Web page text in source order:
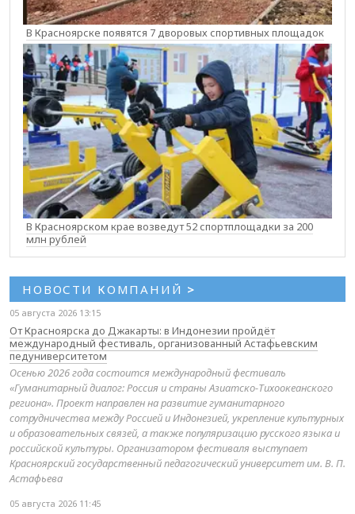
В Красноярске появятся 7 дворовых спортивных площадок
В Красноярском крае возведут 52 спортплощадки за 200
млн рублей
НОВОСТИ КОМПАНИЙ >
05 августа 2026 13:15
От Красноярска до Джакарты: в Индонезии пройдёт
международный фестиваль, организованный Астафьевским
педуниверситетом
Осенью 2026 года состоится международный фестиваль
«Гуманитарный диалог: Россия и страны Азиатско-Тихоокеанского
региона». Проект направлен на развитие гуманитарного
сотрудничества между Россией и Индонезией, укрепление культурных
и образовательных связей, а также популяризацию русского языка и
российской культуры. Организатором фестиваля выступает
Красноярский государственный педагогический университет им. В. П.
Астафьева
05 августа 2026 11:45